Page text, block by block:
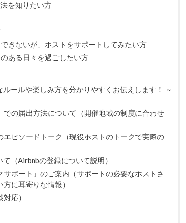
を知りたい方
きないが、ホストをサポートしてみたい方
ある日々を過ごしたい方
ールや楽しみ方を分かりやすくお伝えします！ ～
での届出方法について（開催地域の制度に合わせ
エピソードトーク（現役ホストのトークで実際の
（Airbnbの登録について説明）
ポート」のご案内（サポートの必要なホストさ
に耳寄りな情報）
応）